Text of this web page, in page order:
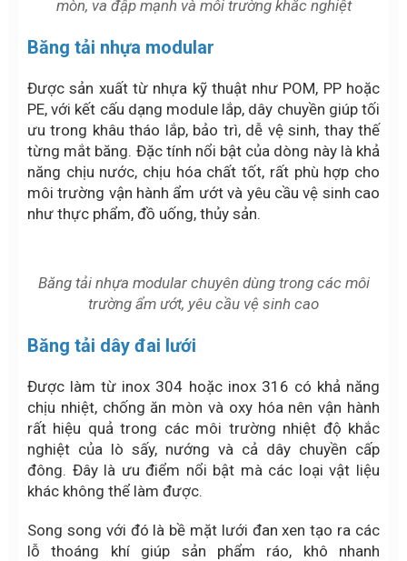
mòn, va đập mạnh và môi trường khắc nghiệt
Băng tải nhựa modular
Được sản xuất từ nhựa kỹ thuật như POM, PP hoặc
PE, với kết cấu dạng module lắp, dây chuyền giúp tối
ưu trong khâu tháo lắp, bảo trì, dễ vệ sinh, thay thế
từng mắt băng. Đặc tính nổi bật của dòng này là khả
năng chịu nước, chịu hóa chất tốt, rất phù hợp cho
môi trường vận hành ẩm ướt và yêu cầu vệ sinh cao
như thực phẩm, đồ uống, thủy sản.
Băng tải nhựa modular chuyên dùng trong các môi
trường ẩm ướt, yêu cầu vệ sinh cao
Băng tải dây đai lưới
Được làm từ inox 304 hoặc inox 316 có khả năng
chịu nhiệt, chống ăn mòn và oxy hóa nên vận hành
rất hiệu quả trong các môi trường nhiệt độ khắc
nghiệt của lò sấy, nướng và cả dây chuyền cấp
đông. Đây là ưu điểm nổi bật mà các loại vật liệu
khác không thể làm được.
Song song với đó là bề mặt lưới đan xen tạo ra các
lỗ thoáng khí giúp sản phẩm ráo, khô nhanh